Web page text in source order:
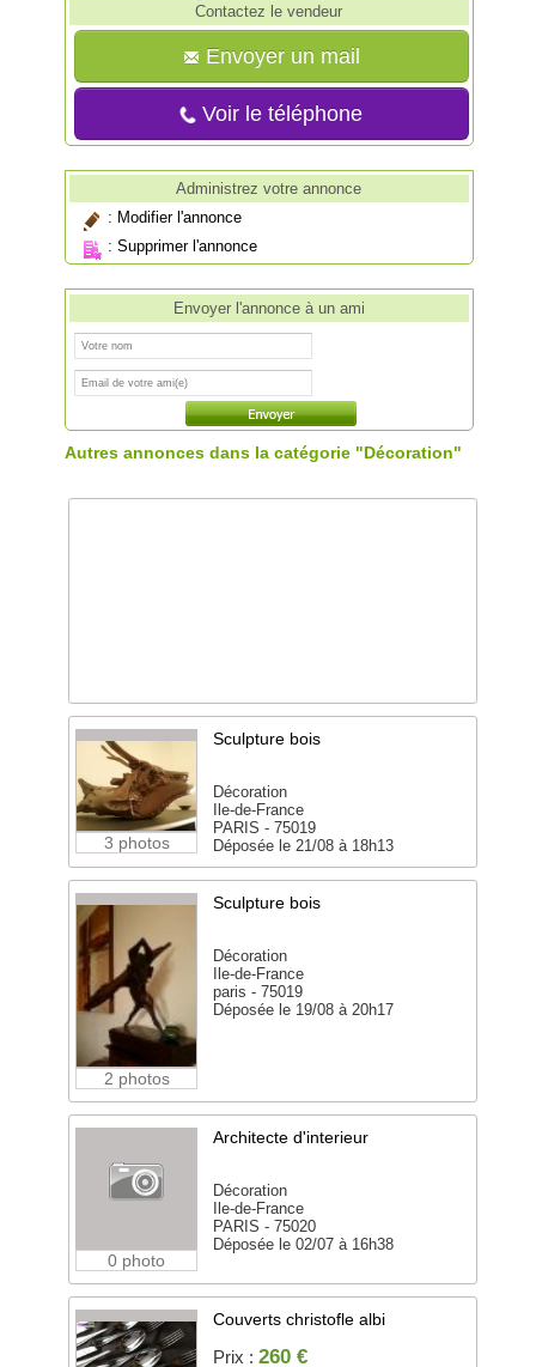
Contactez le vendeur
Envoyer un mail
Voir le téléphone
Administrez votre annonce
: Modifier l'annonce
:Supprimer l'annonce
Envoyer l'annonce à un ami
Autres annonces dans la catégorie "Décoration"
3 photos
Sculpture bois
Décoration
Ile-de-France
PARIS - 75019
Déposée le 21/08 à 18h13
2 photos
Sculpture bois
Décoration
Ile-de-France
paris - 75019
Déposée le 19/08 à 20h17
0 photo
Architecte d'interieur
Décoration
Ile-de-France
PARIS - 75020
Déposée le 02/07 à 16h38
Couverts christofle albi
Prix : 260 €